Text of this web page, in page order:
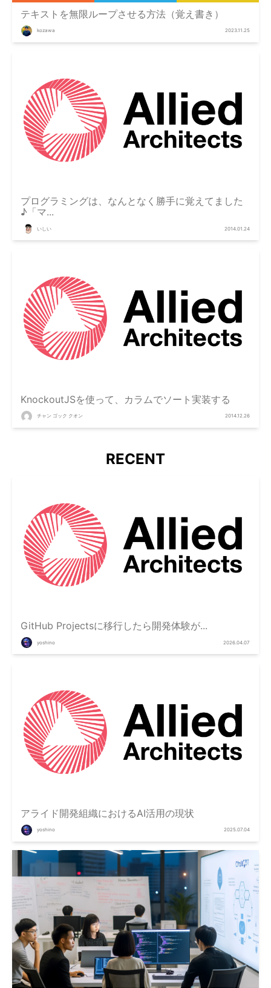
テキストを無限ループさせる方法（覚え書き）
kozawa 2023.11.25
プログラミングは、なんとなく勝手に覚えてました
♪「マ...
いしい 2014.01.24
KnockoutJSを使って、カラムでソート実装する
チャン ゴック クオン 2014.12.26
RECENT
GitHub Projectsに移行したら開発体験が...
yoshino 2026.04.07
アライド開発組織におけるAI活用の現状
yoshino 2025.07.04